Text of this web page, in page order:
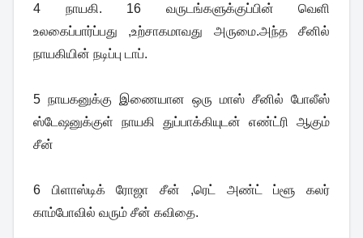
4 நாயகி. 16 வருடங்களுக்குப்பின் வெளி
உலகைப்பார்ப்பது ,உற்சாகமாவது அருமை.அந்த சீனில்
நாயகியின் நடிப்பு டாப்.
5 நாயகனுக்கு இணையான ஒரு மாஸ் சீனில் போலீஸ்
ஸ்டேஷனுக்குள் நாயகி துப்பாக்கியுடன் எண்ட்ரி ஆகும்
சீன்
6 பிளாஸ்டிக் ரோஜா சீன் ,ரெட் அண்ட் ப்ளூ கலர்
காம்போவில் வரும் சீன் கவிதை.